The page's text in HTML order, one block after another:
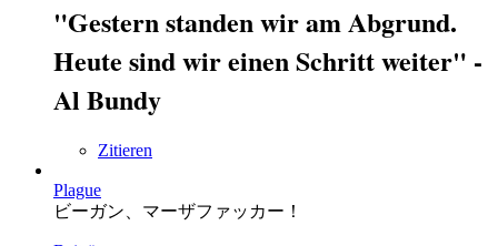
"Gestern standen wir am Abgrund.
Heute sind wir einen Schritt weiter" -
Al Bundy
Zitieren
Plague
ビーガン、マーザファッカー！